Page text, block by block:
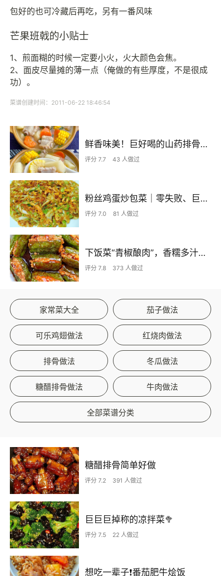
包好的也可冷藏后再吃，另有一番风味
芒果班戟的小贴士
1、煎面糊的时候一定要小火，火大颜色会焦。
2、面皮尽量摊的薄一点（俺做的有些厚度，不是很成
功）。
菜谱创建时间：2011-06-22 18:46:54
鲜香味美！巨好喝的山药排骨汤！！
评分 7.7 43 人做过
粉丝鸡蛋炒包菜｜零失败、巨下饭
评分 7.0 81 人做过
下饭菜“青椒酿肉”，香糯多汁鲜嫩下饭
评分 7.8 373 人做过
家常菜大全 茄子做法
可乐鸡翅做法 红烧肉做法
排骨做法 冬瓜做法
糖醋排骨做法 牛肉做法
全部菜谱分类
糖醋排骨简单好做
评分 7.2 391 人做过
巨巨巨掉称的凉拌菜🥦
评分 7.5 22 人做过
想吃一辈子❗️番茄肥牛烩饭